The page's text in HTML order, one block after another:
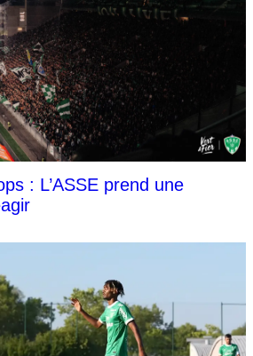
: L’ASSE prend une